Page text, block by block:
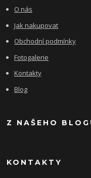
O nás
Jak nakupovat
Obchodní podmínky
Fotogalerie
Kontakty
Blog
Z NAŠEHO
KONTAKTY